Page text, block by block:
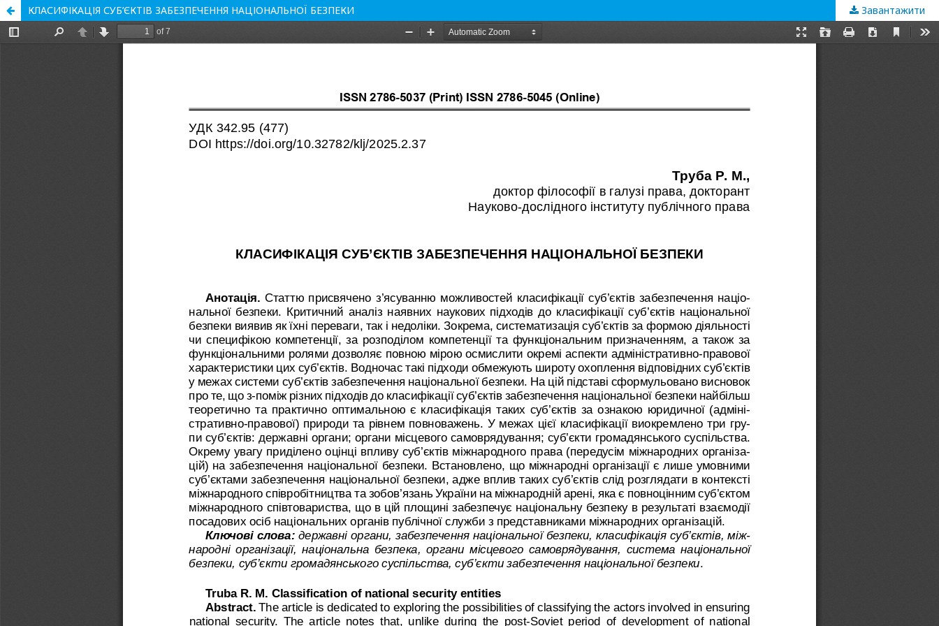
КЛАСИФІКАЦІЯ СУБ’ЄКТІВ ЗАБЕЗПЕЧЕННЯ НАЦІОНАЛЬНОЇ БЕЗПЕКИ Завантажити